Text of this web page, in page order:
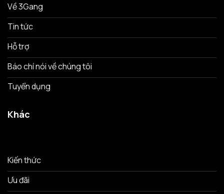
Về 3Gang
Tin tức
Hỗ trợ
Báo chí nói về chúng tôi
Tuyển dụng
Khác
Kiến thức
Ưu đãi